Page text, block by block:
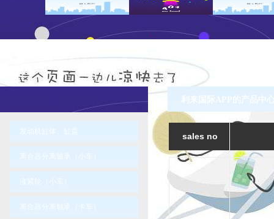
发动机缸体、缸盖
离合器分离轴承（小车）
涨紧轮（小车）
离合器分离轴承（卡车）
利来国际APP的产品中
sales no